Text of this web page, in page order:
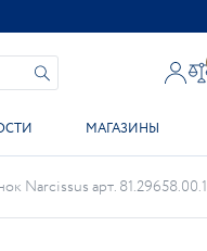
МАГАЗИНЫ
Narcissus арт. 81.29658.00.1